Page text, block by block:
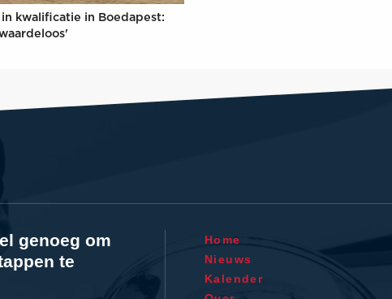
in kwalificatie in Boedapest:
genoeg om
te
Home
Nieuws
Kalender